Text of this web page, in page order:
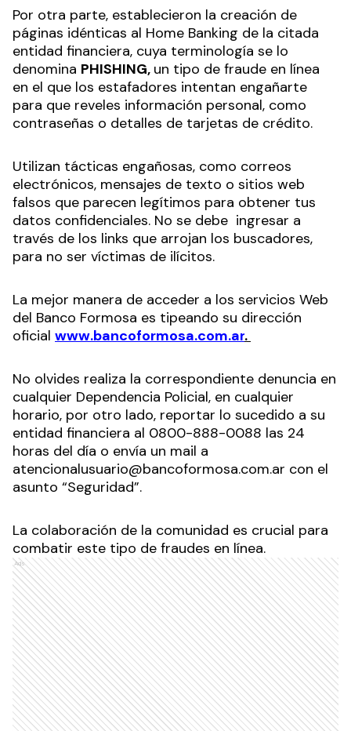
Por otra parte, establecieron la creación de
páginas idénticas al Home Banking de la citada
entidad financiera, cuya terminología se lo
denomina PHISHING, un tipo de fraude en línea
en el que los estafadores intentan engañarte
para que reveles información personal, como
contraseñas o detalles de tarjetas de crédito.
Utilizan tácticas engañosas, como correos
electrónicos, mensajes de texto o sitios web
falsos que parecen legítimos para obtener tus
datos confidenciales. No se debe ingresar a
través de los links que arrojan los buscadores,
para no ser víctimas de ilícitos.
La mejor manera de acceder a los servicios Web
del Banco Formosa es tipeando su dirección
oficial www.bancoformosa.com.ar.
No olvides realiza la correspondiente denuncia en
cualquier Dependencia Policial, en cualquier
horario, por otro lado, reportar lo sucedido a su
entidad financiera al 0800-888-0088 las 24
horas del día o envía un mail a
atencionalusuario@bancoformosa.com.ar con el
asunto “Seguridad”.
La colaboración de la comunidad es crucial para
combatir este tipo de fraudes en línea.
Ads